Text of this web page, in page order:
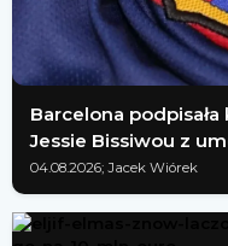
Barcelona
Jessie Bissiwou z
04.08.2026; Jacek Wiórek